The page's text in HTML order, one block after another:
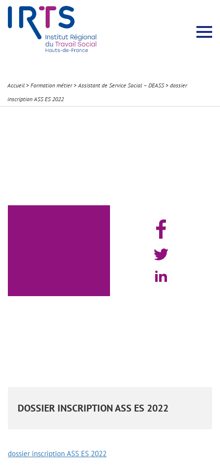
Accueil > Formation métier>Assistant de Service Social – DEASS> dossier
inscription ASS ES 2022
DOSSIER INSCRIPTION ASS ES 2022
dossier inscription ASS ES 2022